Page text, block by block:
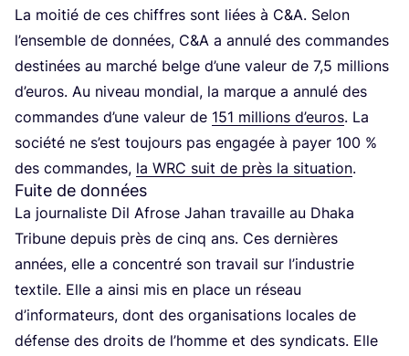
La moi­tié de ces chiffres sont liées à C&A. Selon
l’en­semble de don­nées, C&A a annu­lé des com­mandes
des­ti­nées au mar­ché belge d’une valeur de 7,5 mil­lions
d’eu­ros. Au niveau mon­dial, la marque a annu­lé des
com­mandes d’une valeur de 151 mil­lions d’eu­ros. La
socié­té ne s’est tou­jours pas enga­gée à payer 100 %
des com­mandes, la WRC suit de près la situa­tion.
Fuite de données
La jour­na­liste Dil Afrose Jahan tra­vaille au Dha­ka
Tri­bune depuis près de cinq ans. Ces der­nières
années, elle a concen­tré son tra­vail sur l’in­dus­trie
tex­tile. Elle a ain­si mis en place un réseau
d’in­for­ma­teurs, dont des orga­ni­sa­tions locales de
défense des droits de l’homme et des syn­di­cats. Elle